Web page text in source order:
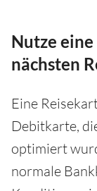
Nutze
nächsten
Eine
Debitkarte,
optimiert
normale